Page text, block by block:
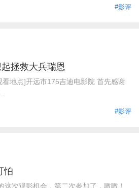
#影评
拯救大兵瑞恩
地点]开远市175吉迪电影院 首先感谢
#影评
怕
这次观影机会，第二次参加了，嗷嗷！